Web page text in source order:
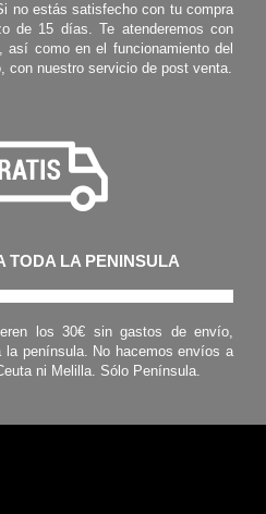
no estás satisfecho con tu compra
de 15 días. Te atenderemos con
así como en el funcionamiento del
con nuestro servicio de post venta.
TODA LA PENINSULA
los 30€ sin gastos de envío,
la península. No hacemos envíos a
ni Melilla. Sólo Península.